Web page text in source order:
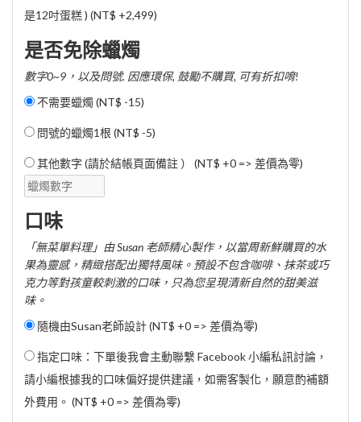
是12吋蛋糕 ) (NT$ +2,499)
是否免除蠟燭
數字0~9，以及問號. 因應環保, 鼓勵不購買, 可有折扣唷!
不需要蠟燭 (NT$ -15)
問號的蠟燭1根 (NT$ -5)
其他數字 (請於結帳頁面備註 ） (NT$ +0 => 差價為零)
口味
「無菜單料理」由 Susan 老師精心製作，以當周新鮮購買的水
果為靈感，精緻搭配出獨特風味。預設不包含咖啡、抹茶或巧
克力等對孩童較刺激的口味，只為您呈現清新自然的甜美滋
味。
隨機由Susan老師設計 (NT$ +0 => 差價為零)
指定口味：下單後我會主動聯繫 Facebook 小編私訊討論，
請小編根據我的口味偏好提供建議，如需客製化，願意酌補額
外費用。 (NT$ +0 => 差價為零)